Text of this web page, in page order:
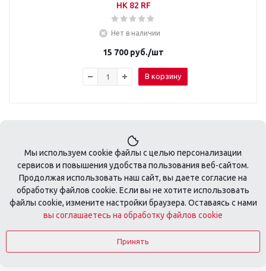
HK 82 RF
Нет в наличии
15 700 руб./шт
В корзину
+7 495 410-08-74
zakaz@tools-profi.ru
Мы используем cookie файлы с целью персонализации
сервисов и повышения удобства пользования веб-сайтом.
Продолжая использовать наш сайт, вы даете согласие на
обработку файлов cookie. Если вы не хотите использовать
файлы cookie, измените настройки браузера. Оставаясь с нами
вы соглашаетесь на обработку файлов cookie
Принять